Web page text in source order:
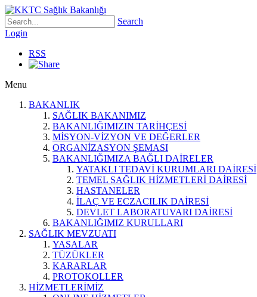
Search
Login
RSS
Menu
BAKANLIK
SAĞLIK BAKANIMIZ
BAKANLIĞIMIZIN TARİHÇESİ
MİSYON-VİZYON VE DEĞERLER
ORGANİZASYON ŞEMASI
BAKANLIĞIMIZA BAĞLI DAİRELER
YATAKLI TEDAVİ KURUMLARI DAİRESİ
TEMEL SAĞLIK HİZMETLERİ DAİRESİ
HASTANELER
İLAÇ VE ECZACILIK DAİRESİ
DEVLET LABORATUVARI DAİRESİ
BAKANLIĞIMIZ KURULLARI
SAĞLIK MEVZUATI
YASALAR
TÜZÜKLER
KARARLAR
PROTOKOLLER
HİZMETLERİMİZ